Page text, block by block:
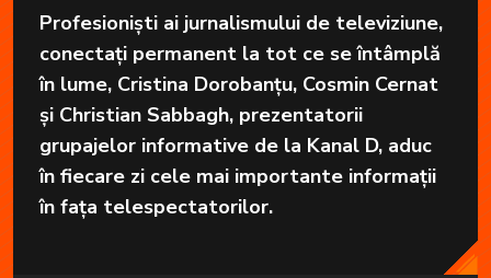
Profesioniști ai jurnalismului de televiziune,
conectați permanent la tot ce se întâmplă
în lume, Cristina Dorobanțu, Cosmin Cernat
și Christian Sabbagh, prezentatorii
grupajelor informative de la Kanal D, aduc
în fiecare zi cele mai importante informații
în fața telespectatorilor.